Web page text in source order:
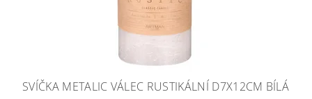
SVÍČKA METALIC VÁLEC RUSTIKÁLNÍ D7X12CM BÍLÁ